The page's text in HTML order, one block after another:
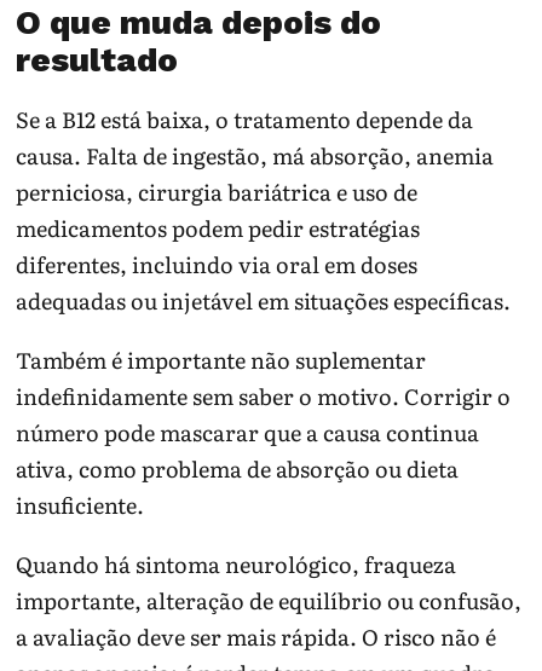
O que muda depois do
resultado
Se a B12 está baixa, o tratamento depende da
causa. Falta de ingestão, má absorção, anemia
perniciosa, cirurgia bariátrica e uso de
medicamentos podem pedir estratégias
diferentes, incluindo via oral em doses
adequadas ou injetável em situações específicas.
Também é importante não suplementar
indefinidamente sem saber o motivo. Corrigir o
número pode mascarar que a causa continua
ativa, como problema de absorção ou dieta
insuficiente.
Quando há sintoma neurológico, fraqueza
importante, alteração de equilíbrio ou confusão,
a avaliação deve ser mais rápida. O risco não é